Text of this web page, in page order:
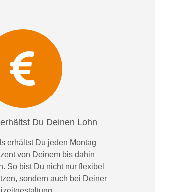
Du Deinen Lohn
erhältst Du jeden Montag
von Deinem bis dahin
. So bist Du nicht nur flexibel
, sondern auch bei Deiner
.